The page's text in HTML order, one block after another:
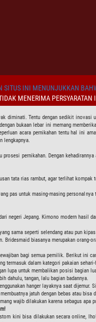
SITUS INI MENUNJUKKAN
MENERIMA
diminati. Tentu dengan sedikit
bukaan lebar ini memang
acara pernikahan tentu hal ini
lengkapnya.
pernikahan. Dengan
tata rias rambut, agar terlihat
pas untuk masing-masing
negeri Jepang. Kimono modern
sama seperti selendang atau pun
biasanya merupakan
bagi semua pemilik. Berikut ini
dalam kategori pakaian
lupa untuk membalikan posisi
dahulu, tangan, lalu bagian badannya.
hanger layaknya saat dijemur.
jatuh dengan bebas atau bisa
wajib dilakukan karena sebagus
kini bisa dilakukan secara online,